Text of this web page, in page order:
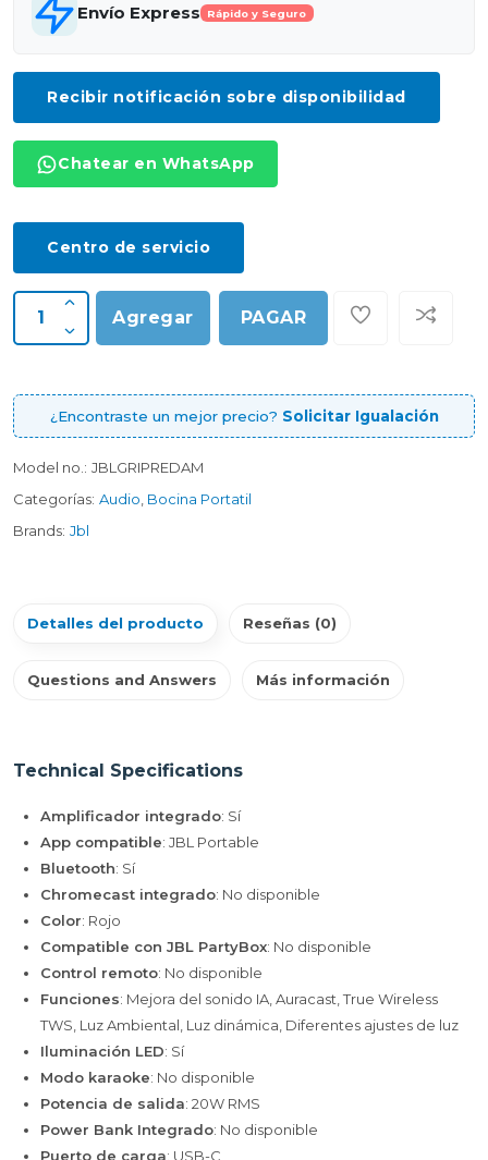
Envío Express Rápido y Seguro
Recibir notificación sobre disponibilidad
Chatear en WhatsApp
Centro de servicio
Agregar PAGAR
¿Encontraste un mejor precio? Solicitar Igualación
Model no.: JBLGRIPREDAM
Categorías: Audio Bocina Portatil
Brands: Jbl
Detalles del producto Reseñas (0)
Questions and Answers Más información
Technical Specifications
Amplificador integrado: Sí
App compatible: JBL Portable
Bluetooth: Sí
Chromecast integrado: No disponible
Color: Rojo
Compatible con JBL PartyBox: No disponible
Control remoto: No disponible
Funciones: Mejora del sonido IA, Auracast, True Wireless
TWS, Luz Ambiental, Luz dinámica, Diferentes ajustes de luz
Iluminación LED: Sí
Modo karaoke: No disponible
Potencia de salida: 20W RMS
Power Bank Integrado: No disponible
Puerto de carga: USB-C